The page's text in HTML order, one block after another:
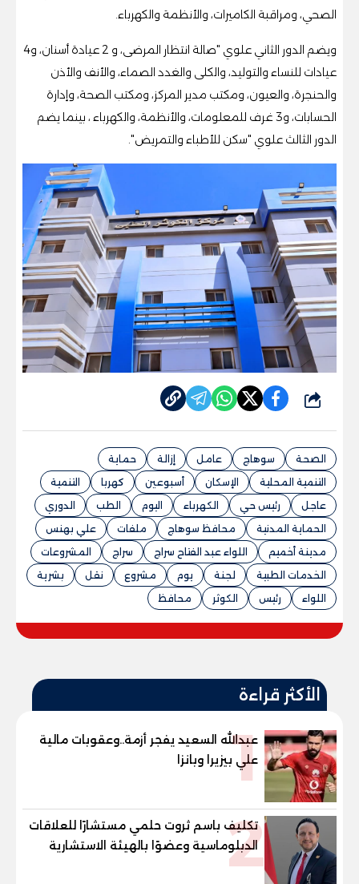
الصحي، ومراقبة الكاميرات، والأنظمة والكهرباء.
ويضم الدور الثاني علوي "صالة انتظار المرضى، و 2 عيادة أسنان، و4
عيادات للنساء والتوليد، والكلى والغدد الصماء، والأنف والأذن
والحنجرة، والعيون، ومكتب مدير المركز، ومكتب الصحة، وإدارة
الحسابات، و3 غرف للمعلومات، والأنظمة، والكهرباء ، بينما يضم
الدور الثالث علوي "سكن للأطباء والتمريض".
شارك
الصحة سوهاج عامل إزالة
حماية
التنمية المحلية
الإسكان أسبوعين كهربا
التنمية
عاجل
رئيس حي الكهرباء اليوم الطب
الدوري
الحماية المدنية
محافظ سوهاج ملفات
علي بهنس
مدينة أخميم
اللواء عبد الفتاح سراج سراج
المشروعات
الخدمات الطبية
لجنة يوم مشروع نقل
بشرية
اللواء
رئيس الكوثر محافظ
الأكثر قراءة
1
عبدالله السعيد يفجر أزمة..وعقوبات مالية
علي بيزيرا وبانزا
2
تكليف باسم ثروت حلمي مستشارًا للعلاقات
الدبلوماسية وعضوًا بالهيئة الاستشارية
العليا لمنظمة «جاد جمينت يوإن»